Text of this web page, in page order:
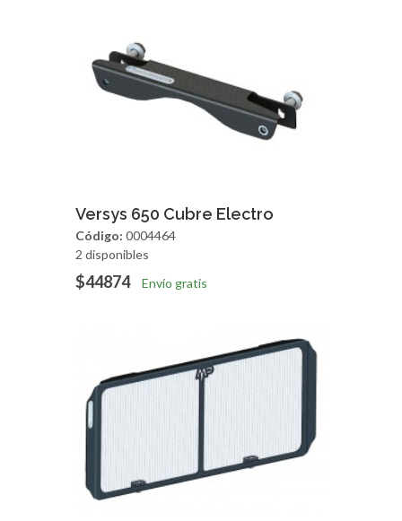
Agregar Vista Rapida
Versys 650 Cubre Electro
Código: 0004464
2 disponibles
$44874 Envío gratis